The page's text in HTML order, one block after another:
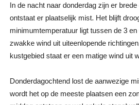
In de nacht naar donderdag zijn er
ontstaat er plaatselijk mist. Het blijft
minimumtemperatuur ligt tussen de 3
zwakke wind uit uiteenlopende
kustgebied staat er een matige wind uit
Donderdagochtend lost de aanwezige
wordt het op de meeste plaatsen een